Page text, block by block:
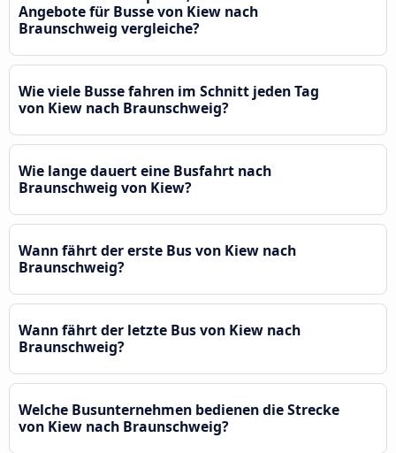
Angebote für Busse von Kiew nach
Braunschweig vergleiche?
Wie viele Busse fahren im Schnitt jeden Tag
von Kiew nach Braunschweig?
Wie lange dauert eine Busfahrt nach
Braunschweig von Kiew?
Wann fährt der erste Bus von Kiew nach
Braunschweig?
Wann fährt der letzte Bus von Kiew nach
Braunschweig?
Welche Busunternehmen bedienen die Strecke
von Kiew nach Braunschweig?